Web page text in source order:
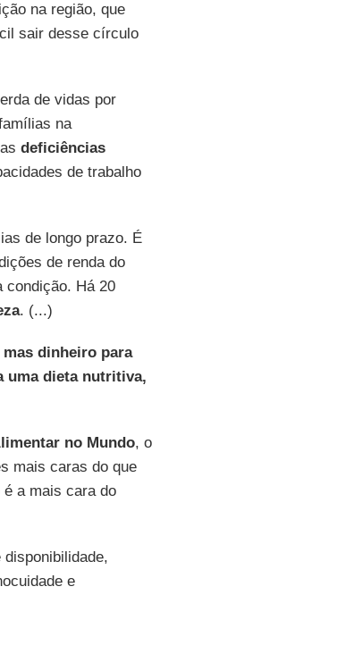
na região, que
sair desse círculo
de vidas por
na
deficiências
de trabalho
de longo prazo. É
de renda do
condição. Há 20
. (...)
dinheiro para
uma dieta nutritiva,
no Mundo, o
mais caras do que
a mais cara do
e